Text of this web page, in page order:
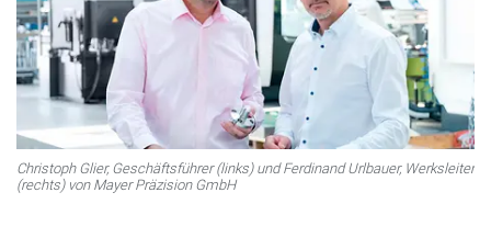
Christoph Glier, Geschäftsführer (links) und Ferdinand Urlbauer, Werksleiter
(rechts) von Mayer Präzision GmbH